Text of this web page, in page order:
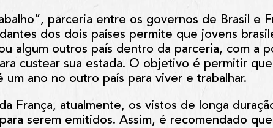
parceria entre os governos de Brasil e
dos dois países permite que jovens
algum outros país dentro da parceria, com a
custear sua estada. O objetivo é permitir
um ano no outro país para viver e trabalhar.
França, atualmente, os vistos de longa
serem emitidos. Assim, é recomendado